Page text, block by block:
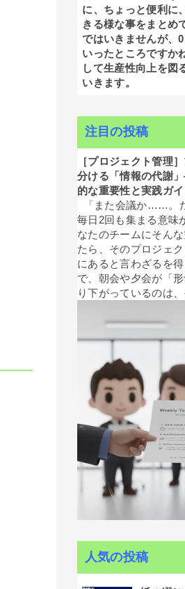
に、ちょっと便利に
きる様な事をまとめ
ではいきませんが、
いったところですか
して生産性向上を図
いきます。
注目の投稿
［プロジェクト管理
分ける「情報の代謝
的な重要性と実践ガイ
「また会議か……。
毎日2回も集まる意味
なたのチームにそん
たら、そのプロジェ
にあると言わざるを
で、朝会や夕会が「
り下がっているのは
人気の投稿